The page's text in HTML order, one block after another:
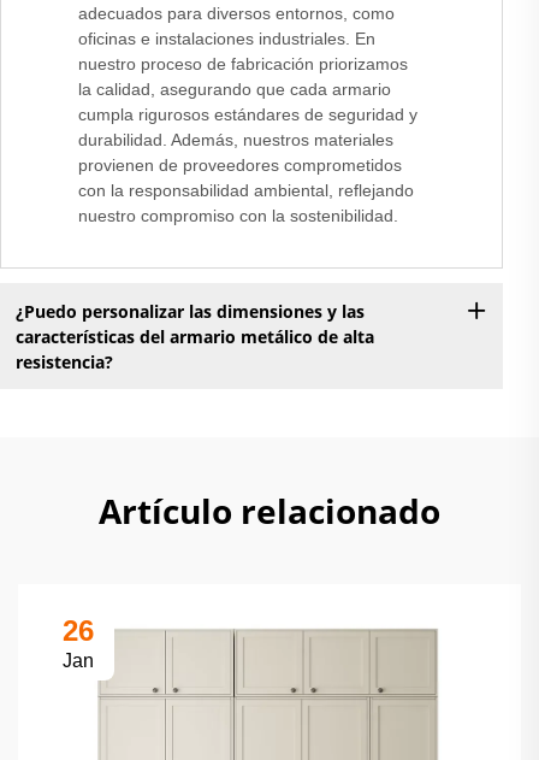
adecuados para diversos entornos, como
oficinas e instalaciones industriales. En
nuestro proceso de fabricación priorizamos
la calidad, asegurando que cada armario
cumpla rigurosos estándares de seguridad y
durabilidad. Además, nuestros materiales
provienen de proveedores comprometidos
con la responsabilidad ambiental, reflejando
nuestro compromiso con la sostenibilidad.
¿Puedo personalizar las dimensiones y las
características del armario metálico de alta
resistencia?
Artículo relacionado
26
Jan